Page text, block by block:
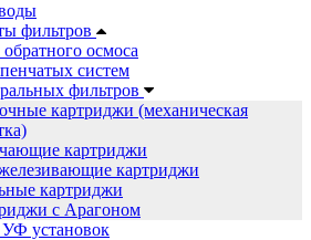
фильтров
осмоса
систем
фильтров
картриджи (механическая
картриджи
картриджи
картриджи
с Арагоном
установок